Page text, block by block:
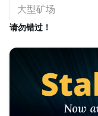
大型矿场
请勿错过！